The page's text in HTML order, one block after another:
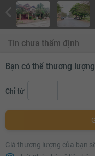
Tin chưa thẩm định
Bạn có thể thương
Chỉ từ
Giá thương lượng của bạn